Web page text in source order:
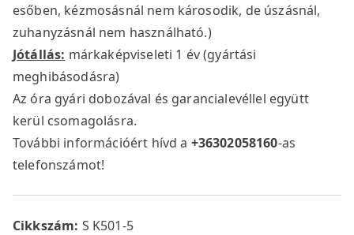
esőben, kézmosásnál nem károsodik, de úszásnál,
zuhanyzásnál nem használható.)
Jótállás: márkaképviseleti 1 év (gyártási
meghibásodásra)
Az óra gyári dobozával és garancialevéllel együtt
kerül csomagolásra.
További információért hívd a +36302058160-as
telefonszámot!
Cikkszám: S K501-5